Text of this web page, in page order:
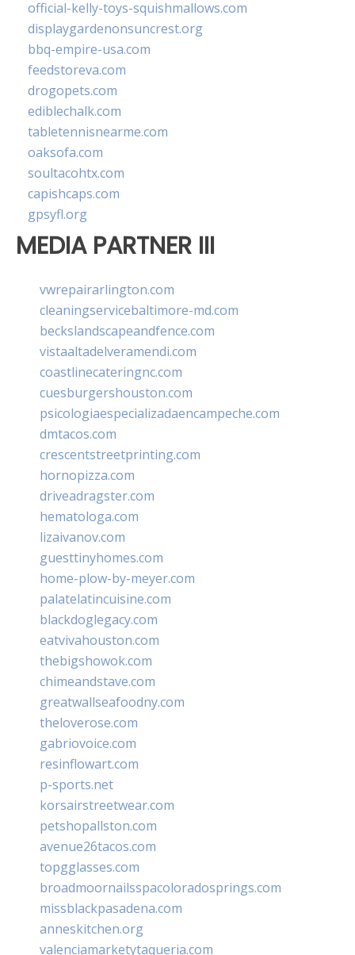
official-kelly-toys-squishmallows.com
displaygardenonsuncrest.org
bbq-empire-usa.com
feedstoreva.com
drogopets.com
ediblechalk.com
tabletennisnearme.com
oaksofa.com
soultacohtx.com
capishcaps.com
gpsyfl.org
MEDIA PARTNER III
vwrepairarlington.com
cleaningservicebaltimore-md.com
beckslandscapeandfence.com
vistaaltadelveramendi.com
coastlinecateringnc.com
cuesburgershouston.com
psicologiaespecializadaencampeche.com
dmtacos.com
crescentstreetprinting.com
hornopizza.com
driveadragster.com
hematologa.com
lizaivanov.com
guesttinyhomes.com
home-plow-by-meyer.com
palatelatincuisine.com
blackdoglegacy.com
eatvivahouston.com
thebigshowok.com
chimeandstave.com
greatwallseafoodny.com
theloverose.com
gabriovoice.com
resinflowart.com
p-sports.net
korsairstreetwear.com
petshopallston.com
avenue26tacos.com
topgglasses.com
broadmoornailsspacoloradosprings.com
missblackpasadena.com
anneskitchen.org
valenciamarketytaqueria.com